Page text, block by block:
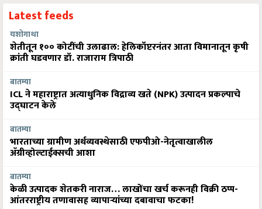
Latest feeds
यशोगाथा
शेतीतून १०० कोटींची उलाढाल: हेलिकॉप्टरनंतर आता विमानातून कृषी
क्रांती घडवणार डॉ. राजाराम त्रिपाठी
बातम्या
ICL ने महाराष्ट्रात अत्याधुनिक विद्राव्य खते (NPK) उत्पादन प्रकल्पाचे
उद्घाटन केले
बातम्या
भारताच्या ग्रामीण अर्थव्यवस्थेसाठी एफपीओ-नेतृत्वाखालील
अ‍ॅग्रीव्होल्टाईक्सची आशा
बातम्या
केळी उत्पादक शेतकरी नाराज… लाखोंचा खर्च करूनही विक्री ठप्प-
आंतरराष्ट्रीय तणावासह व्यापाऱ्यांच्या दबावाचा फटका!